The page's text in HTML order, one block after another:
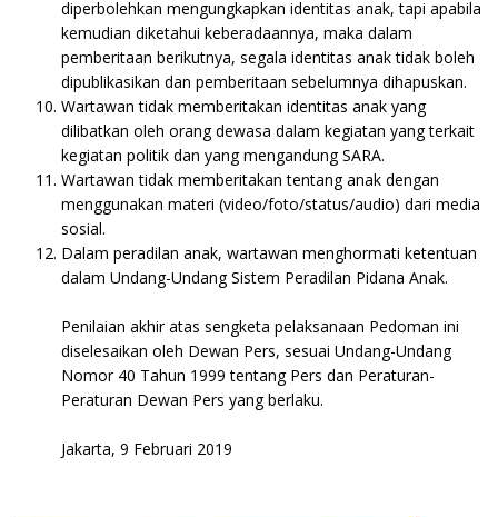
diperbolehkan mengungkapkan identitas anak, tapi apabila
kemudian diketahui keberadaannya, maka dalam
pemberitaan berikutnya, segala identitas anak tidak boleh
dipublikasikan dan pemberitaan sebelumnya dihapuskan.
Wartawan tidak memberitakan identitas anak yang
dilibatkan oleh orang dewasa dalam kegiatan yang terkait
kegiatan politik dan yang mengandung SARA.
Wartawan tidak memberitakan tentang anak dengan
menggunakan materi (video/foto/status/audio) dari media
sosial.
Dalam peradilan anak, wartawan menghormati ketentuan
dalam Undang-Undang Sistem Peradilan Pidana Anak.
Penilaian akhir atas sengketa pelaksanaan Pedoman ini
diselesaikan oleh Dewan Pers, sesuai Undang-Undang
Nomor 40 Tahun 1999 tentang Pers dan Peraturan-
Peraturan Dewan Pers yang berlaku.
Jakarta, 9 Februari 2019